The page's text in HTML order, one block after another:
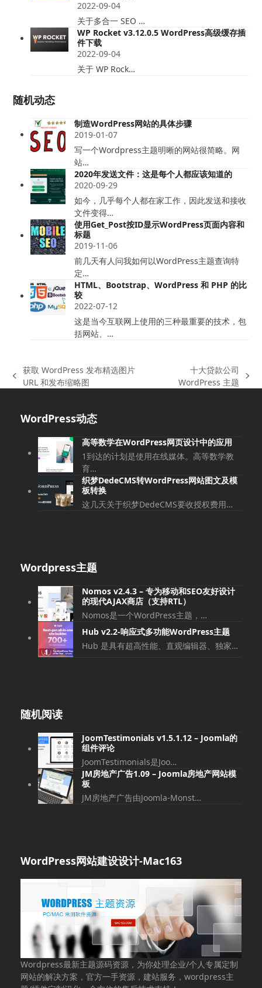
2022-09-04
关于多合一 SEO …
WP Rocket v3.12.0.5 WordPress高级缓存插
件下载
2022-09-04
关于 WP Rock…
随机动态
制造WordPress网站的具体步骤
2019-01-07
写一个Wordpress主题明晰的网站很简略。网
站…
2020年发送文件：这是每个人都应该知道的
2020-09-29
如今，几乎每个人都在家工作，因此发送和接收
文件变得…
使用Get_Post按ID显示WordPress页面内容和
标题
2019-11-06
前几天有人问我如何以WordPress主题查询特
定…
HTML、Bootstrap、WordPress 和 PHP 的比
较
2022-07-12
这是当今互联网上使用的三种最重要的技术，包
括网站、…
上
文
获取 WordPress 发布精选图片
URL 和发布缩略图
十大贷款公司
WordPress 主题
WordPress动态
高等数学在WordPress网页设计中的应用
1到达的计划是使用在线媒体。高等数学教
育…
织梦DedeCMS转WordPress网站图文及模
板转换
这几天关于织梦DedeCMS要收授权费用…
Wordpress主题
Nomos v2.4.3 – 专为移动和SEO友好设计
的现代AJAX商店（支持RTL）
Nomos是一个WordPress主题，…
Hub v2.2-响应式多功能WordPress主题
Hub 是具有超高性能、直观编辑器、独家…
随机阅读
JoomTestimonials v1.5.1.12 – Joomla的
组件评论
JoomTestimonials是Joo…
JM房地产广告1.09 – Joomla房地产网站模
板
JM房地产广告由Joomla-Monst…
WordPress网站建设设计-Mac163
Wordpress最新主题源码资源，为你处理企业/个人专属定制
网站的解决方案，官方一手资源，建站服务，wordpress主